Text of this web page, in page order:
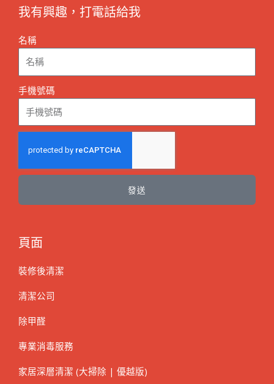
我有興趣，打電話給我
名稱
手機號碼
發送
頁面
裝修後清潔
清潔公司
除甲醛
專業消毒服務
家居深層清潔 (大掃除 | 優越版)